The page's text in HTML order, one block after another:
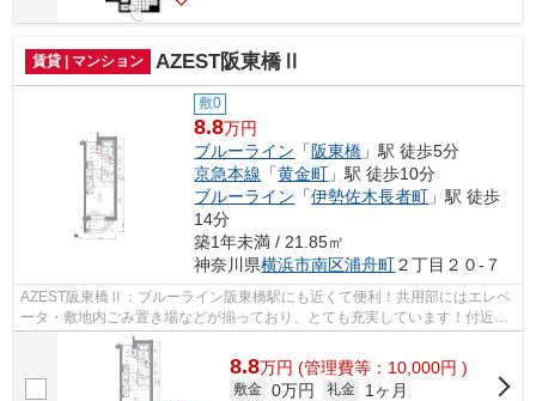
賃貸 | マンション AZEST阪東橋Ⅱ
敷0
8.8万円
ブルーライン 「 阪東橋 」駅 徒歩5分
京急本線 「黄金町 」駅 徒歩10分
ブルーライン 「伊勢佐木長者町 」駅 徒歩
14分
築1年未満 / 21.85㎡
神奈川県横浜市南区浦舟町２丁目２０-７
AZEST阪東橋Ⅱ：ブルーライン阪東橋駅にも近くて便利！共用部にはエレベ
ータ・敷地内ごみ置き場などが揃っており、とても充実しています！付近に
駅が2駅あり、行き先に応じて使い分けが...
8.8万円 (管理費等：10,000円 )
敷金 0万円 礼金
1ヶ月